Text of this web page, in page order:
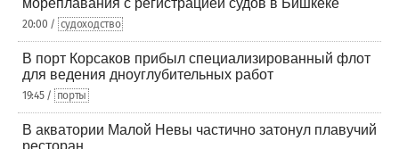
мореплавания с регистрацией судов в Бишкеке
20:00 / судоходство
В порт Корсаков прибыл специализированный флот
для ведения дноуглубительных работ
19:45 / порты
В акватории Малой Невы частично затонул плавучий
ресторан